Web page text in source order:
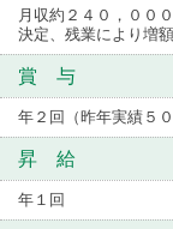
月収約２４０，００
決定、残業により増
賞 与
年２回（昨年実績５
昇 給
年１回